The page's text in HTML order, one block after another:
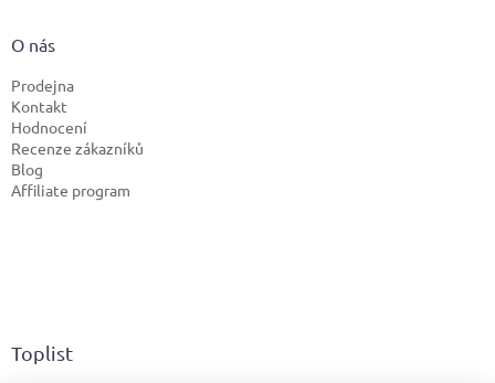
O nás
Prodejna
Kontakt
Hodnocení
Recenze zákazníků
Blog
Affiliate program
Toplist